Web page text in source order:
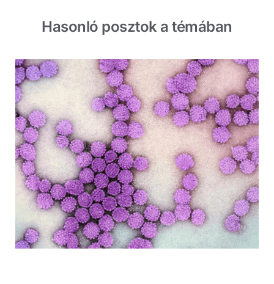
Hasonló posztok a témában